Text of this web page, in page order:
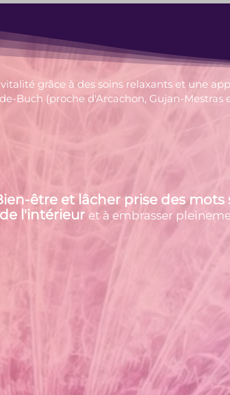
Réserver
grâce à des soins relaxants et une
Buch (proche d'Arcachon, Gujan-Mestras
être et lâcher prise des mots
l'intérieur et à embrasser